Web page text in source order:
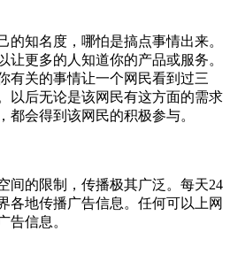
知名度，哪怕是搞点事情出来。
让更多的人知道你的产品或服务。
有关的事情让一个网民看到过三
以后无论是该网民有这方面的需求
都会得到该网民的积极参与。
的限制，传播极其广泛。每天24
各地传播广告信息。任何可以上网
告信息。